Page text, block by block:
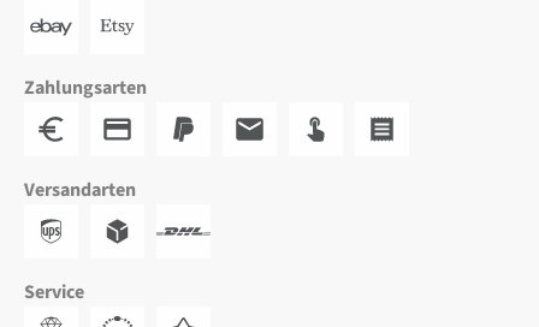
Zahlungsarten
Versandarten
Service